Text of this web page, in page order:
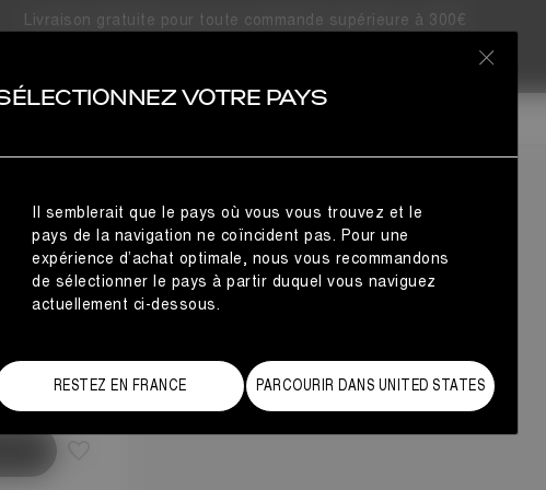
Livraison gratuite pour toute commande supérieure à 300€
VOTRE PAYS
Il semblerait que le pays où vous vous trouvez et le
pays de la navigation ne coïncident pas. Pour une
expérience d’achat optimale, nous vous recommandons
de sélectionner le pays à partir duquel vous naviguez
actuellement ci-dessous.
RESTEZ EN FRANCE PARCOURIR DANS UNITED STATES